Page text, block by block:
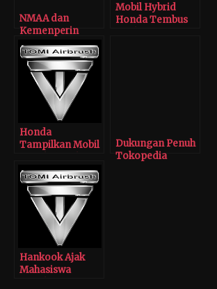
NMAA dan
Kemenperin
Gelar Kompetisi
Kendaraan Roda
Tiga Listrik Gelis
Mobil Hybrid
Honda Tembus
Honda
Tampilkan Mobil
Motor Show 2017
Dukungan Penuh
Tokopedia
Hankook Ajak
Mahasiswa